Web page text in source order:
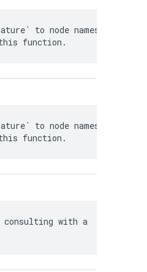
to node names in
function.
to node names in
function.
consulting with a